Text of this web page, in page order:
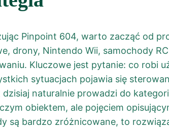
Pinpoint 604, warto zacząć od
drony, Nintendo Wii, samochody
Kluczowe jest pytanie: co robi
sytuacjach pojawia się
dzisiaj naturalnie prowadzi do
obiektem, ale pojęciem
są bardzo zróżnicowane, to